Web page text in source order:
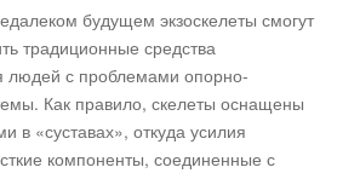
будущем экзоскелеты смогут
традиционные средства
людей с проблемами опорно-
Как правило, скелеты оснащены
в «суставах», откуда усилия
компоненты, соединенные с